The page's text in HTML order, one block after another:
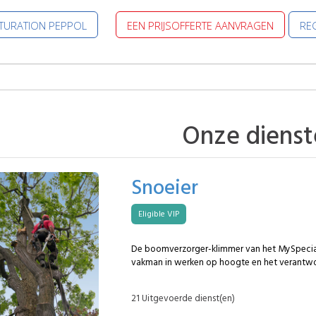
PEPPOL EEN PRIJSOFFERTE AANVRAGEN
Onze
Snoeier
Eligible VIP
De boomverzorger-klimmer van het
vakman in werken op hoogte en het
Onderhouds-, veiligheids- of esthetische snoei Geleid vellen van
21 Uitgevoerde dienst(en)